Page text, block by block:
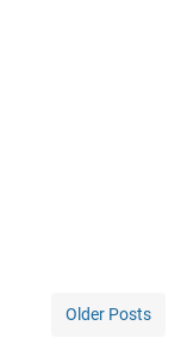
Older Posts